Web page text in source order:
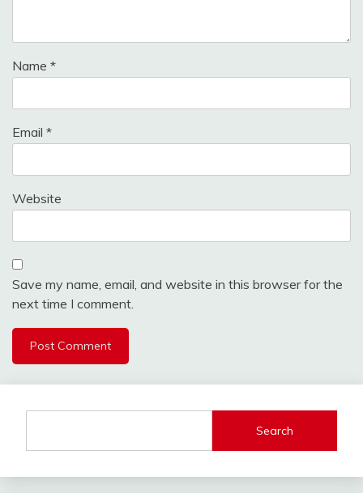
Name *
Email *
Website
Save my name, email, and website in this browser for the
next time I comment.
Search